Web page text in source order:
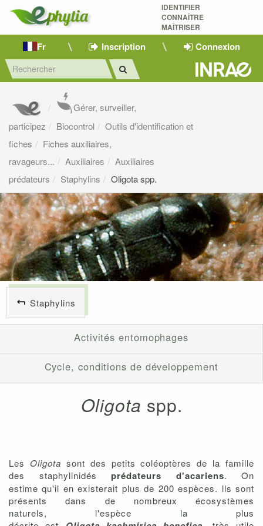
IDENTIFIER
CONNAÎTRE
MAÎTRISER
Fr Inscription Connexion
Gérer, surveiller,
participez
Biocontrol
Outils d'identification et
fiches
Fiches auxiliaires,
ravageurs...
Auxiliaires
Auxiliaires
prédateurs
Staphylins Oligota spp.
Staphylins
Activités entomophages
Cycle, conditions de développement
Oligota spp.
Les Oligota sont des petits coléoptères de la famille
des staphylinidés prédateurs d'acariens. On
estime qu'il en existerait plus de 200 espèces. lls sont
présents dans de nombreux écosystèmes
naturels, l'espèce la plus